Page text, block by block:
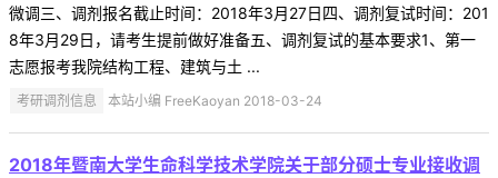
微调三、调剂报名截止时间：2018年3月27日四、调剂复试时间：201
8年3月29日，请考生提前做好准备五、调剂复试的基本要求1、第一
志愿报考我院结构工程、建筑与土 ...
考研调剂信息 本站小编 FreeKaoyan 2018-03-24
2018年暨南大学生命科学技术学院关于部分硕士专业接收调